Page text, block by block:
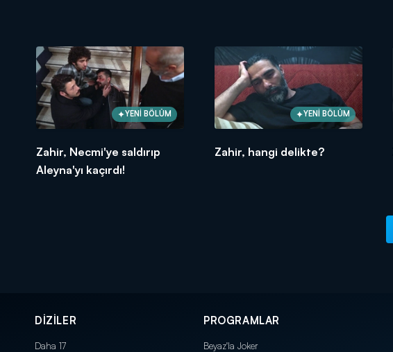
YENİ BÖLÜM
Zahir, Necmi'ye saldırıp
Aleyna'yı kaçırdı!
YENİ BÖLÜM
Zahir, hangi delikte?
DİZİLER
Daha 17
PROGRAMLAR
Beyaz'la Joker